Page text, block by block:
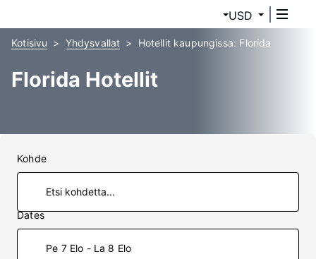
USD
Kotisivu Yhdysvallat Hotellit kaupungissa: Florida
Florida Hotellit
Kohde
Dates
Pe 7 Elo - La 8 Elo